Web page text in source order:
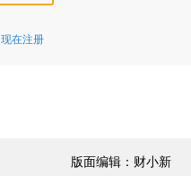
现在注册
版面编辑：财小新